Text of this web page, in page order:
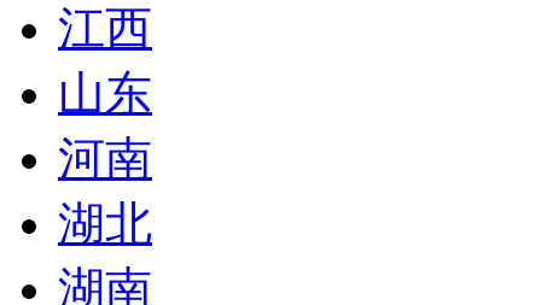
江西
山东
河南
湖北
湖南